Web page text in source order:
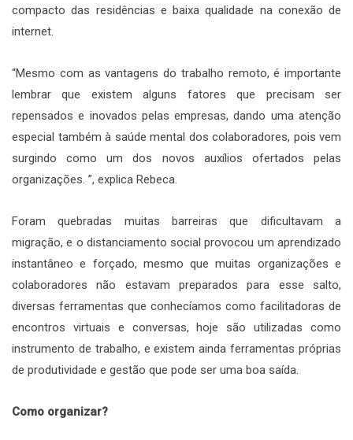
compacto das residências e baixa qualidade na conexão de
internet.
“Mesmo com as vantagens do trabalho remoto, é importante
lembrar que existem alguns fatores que precisam ser
repensados e inovados pelas empresas, dando uma atenção
especial também à saúde mental dos colaboradores, pois vem
surgindo como um dos novos auxílios ofertados pelas
organizações. ”, explica Rebeca.
Foram quebradas muitas barreiras que dificultavam a
migração, e o distanciamento social provocou um aprendizado
instantâneo e forçado, mesmo que muitas organizações e
colaboradores não estavam preparados para esse salto,
diversas ferramentas que conhecíamos como facilitadoras de
encontros virtuais e conversas, hoje são utilizadas como
instrumento de trabalho, e existem ainda ferramentas próprias
de produtividade e gestão que pode ser uma boa saída.
Como organizar?